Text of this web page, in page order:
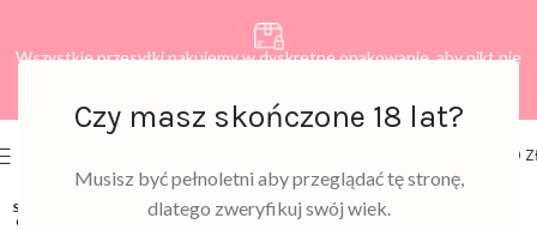
Czy masz skończone 18 lat?
Musisz być pełnoletni aby przeglądać tę stronę,
dlatego zweryfikuj swój wiek.
Wszystkie przesyłki pakujemy w dyskretne opakowanie, aby nikt nie
0,00
SOLD
OUT